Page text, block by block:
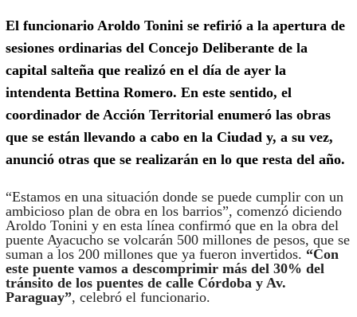
El funcionario Aroldo Tonini se refirió a la apertura de
sesiones ordinarias del Concejo Deliberante de la
capital salteña que realizó en el día de ayer la
intendenta Bettina Romero. En este sentido, el
coordinador de Acción Territorial enumeró las obras
que se están llevando a cabo en la Ciudad y, a su vez,
anunció otras que se realizarán en lo que resta del año.
“Estamos en una situación donde se puede cumplir con un
ambicioso plan de obra en los barrios”, comenzó diciendo
Aroldo Tonini y en esta línea confirmó que en la obra del
puente Ayacucho se volcarán 500 millones de pesos, que se
suman a los 200 millones que ya fueron invertidos. “Con
este puente vamos a descomprimir más del 30% del
tránsito de los puentes de calle Córdoba y Av.
Paraguay”, celebró el funcionario.